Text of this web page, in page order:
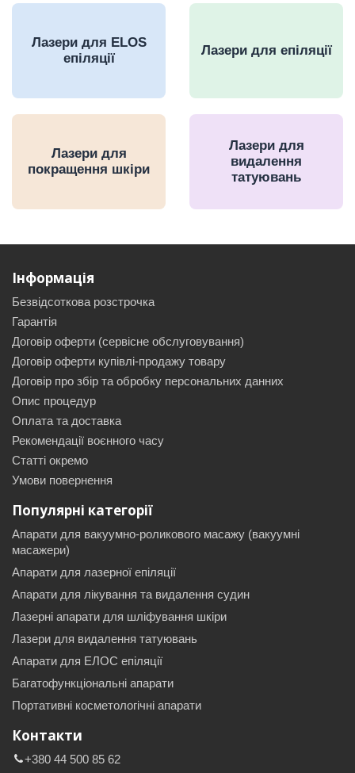
Лазери для ELOS
епіляції
Лазери для епіляції
Лазери для
покращення шкіри
Лазери для
видалення
татуювань
Інформація
Безвідсоткова розстрочка
Гарантія
Договір оферти (сервісне обслуговування)
Договір оферти купівлі-продажу товару
Договір про збір та обробку персональних данних
Опис процедур
Оплата та доставка
Рекомендації воєнного часу
Статті окремо
Умови повернення
Популярні категорії
Апарати для вакуумно-роликового масажу (вакуумні
масажери)
Апарати для лазерної епіляції
Апарати для лікування та видалення судин
Лазерні апарати для шліфування шкіри
Лазери для видалення татуювань
Апарати для ЕЛОС епіляції
Багатофункціональні апарати
Портативні косметологічні апарати
Контакти
+380 44 500 85 62